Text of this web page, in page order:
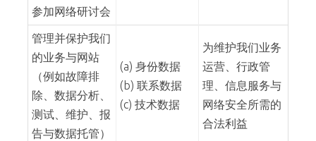
参加网络研讨会
管理并保护我们
的业务与网站
（例如故障排
除、数据分析、
测试、维护、报
告与数据托管）
(a) 身份数据
(b) 联系数据
(c) 技术数据
为维护我们业务
运营、行政管
理、信息服务与
网络安全所需的
合法利益